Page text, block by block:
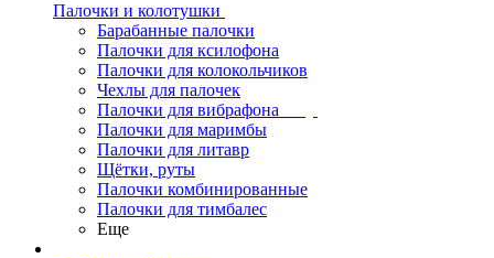
Палочки и колотушки
Барабанные палочки
Палочки для ксилофона
Палочки для колокольчиков
Чехлы для палочек
Палочки для вибрафона
Палочки для маримбы
Палочки для литавр
Щётки, руты
Палочки комбинированные
Палочки для тимбалес
Еще